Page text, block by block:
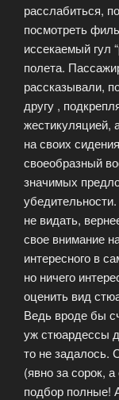
расслабиться,
посмотреть
иссекаемый гул
полета.
рассказывали,
другу ,
жестикуляцией,
на своих
своеобразный
значимых
не видать,
свое внимание
интересного в
но ничего
оценить вид
Ведь вроде бы
уж стюардессы
то не задалось.
(явно за сорок,
подбор полные!